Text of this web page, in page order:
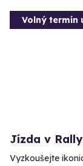
Volný termín
Jízda v
Vyzkoušejte